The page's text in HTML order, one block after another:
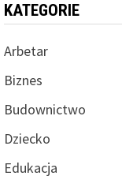
KATEGORIE
Arbetar
Biznes
Budownictwo
Dziecko
Edukacja